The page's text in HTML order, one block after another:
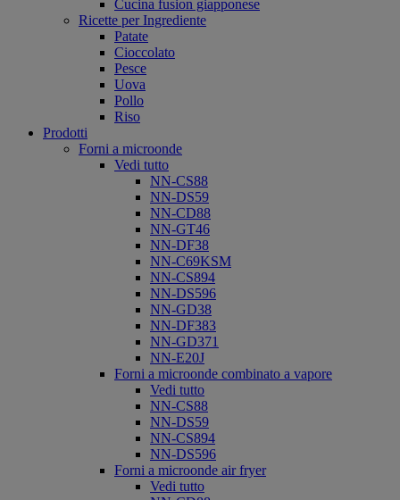
Cucina fusion giapponese
Ricette per Ingrediente
Patate
Cioccolato
Pesce
Uova
Pollo
Riso
Prodotti
Forni a microonde
Vedi tutto
NN-CS88
NN-DS59
NN-CD88
NN-GT46
NN-DF38
NN-C69KSM
NN-CS894
NN-DS596
NN-GD38
NN-DF383
NN-GD371
NN-E20J
Forni a microonde combinato a vapore
Vedi tutto
NN-CS88
NN-DS59
NN-CS894
NN-DS596
Forni a microonde air fryer
Vedi tutto